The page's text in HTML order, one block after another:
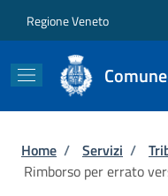
Regione Veneto
Briciole di
Home / Servizi /
Rimborso per errato